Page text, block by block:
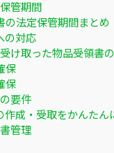
管期間
の法定保管期間まとめ
の対応
け取った物品受領書
保
保
要件
作成・受取をかんたん
管理